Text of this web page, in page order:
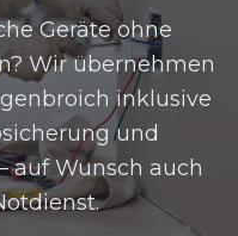
Geräte ohne
Wir übernehmen
inklusive
und
auf Wunsch auch